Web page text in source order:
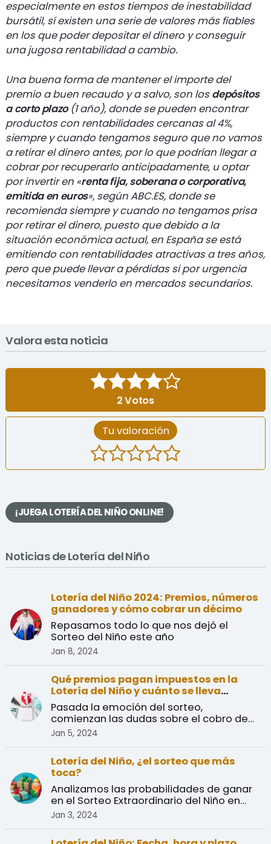
especialmente en estos tiempos de inestabilidad
bursátil, sí existen una serie de valores más fiables
en los que poder depositar el dinero y conseguir
una jugosa rentabilidad a cambio.
Una buena forma de mantener el importe del
premio a buen recaudo y a salvo, son losdepósitos
a corto plazo(1 año), donde se pueden encontrar
productos con rentabilidades cercanas al 4%,
siempre y cuando tengamos seguro que no vamos
a retirar el dinero antes, por lo que podrían llegar a
cobrar por recuperarlo anticipadamente, u optar
por invertir en «renta fija, soberana o corporativa,
emitida en euros», según ABC.ES, donde se
recomienda siempre y cuando no tengamos prisa
por retirar el dinero, puesto que debido a la
situación económica actual, en España se está
emitiendo con rentabilidades atractivas a tres años,
pero que puede llevar a pérdidas si por urgencia
necesitamos venderlo en mercados secundarios.
Valora esta noticia
2Votos
Tu valoración
¡JUEGA LOTERÍA DEL NIÑO ONLINE!
Noticias de Lotería del Niño
Lotería del Niño 2024: Premios, números
ganadores y cómo cobrar un décimo
Repasamos todo lo que nos dejó el
Sorteo del Niño este año
Jan 8, 2024
Qué premios pagan impuestos en la
Lotería del Niño y cuánto se lleva
Hacienda
Pasada la emoción del sorteo,
comienzan las dudas sobre el cobro de
premios y el pago de impuest ...
Jan 5, 2024
Lotería del Niño, ¿el sorteo que más
toca?
Analizamos las probabilidades de ganar
en el Sorteo Extraordinario del Niño en
comparación a las ...
Jan 3, 2024